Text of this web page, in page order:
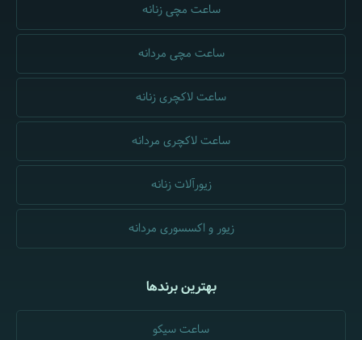
ساعت مچی زنانه
ساعت مچی مردانه
ساعت لاکچری زنانه
ساعت لاکچری مردانه
زیورآلات زنانه
زیور و اکسسوری مردانه
بهترین برندها
ساعت سیکو